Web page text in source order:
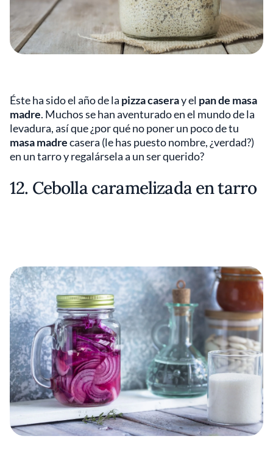
Éste ha sido el año de la pizza caseray el pan de masa
madre. Muchos se han aventurado en el mundo de la
levadura, así que ¿por qué no poner un poco de tu
masa madrecasera (le has puesto nombre, ¿verdad?)
en un tarro y regalársela a un ser querido?
12. Cebolla caramelizada en tarro